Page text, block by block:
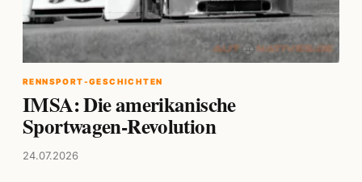
RENNSPORT-GESCHICHTEN
IMSA: Die amerikanische
Sportwagen-Revolution
24.07.2026